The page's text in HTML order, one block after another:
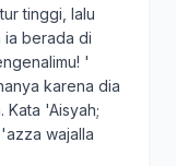
tinggi, lalu
ia berada di
'
karena dia
Kata 'Aisyah;
wajalla